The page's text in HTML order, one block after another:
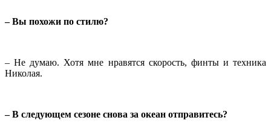
– Вы похожи по стилю?
– Не думаю. Хотя мне нравятся скорость, финты и техника
Николая.
– В следующем сезоне снова за океан отправитесь?